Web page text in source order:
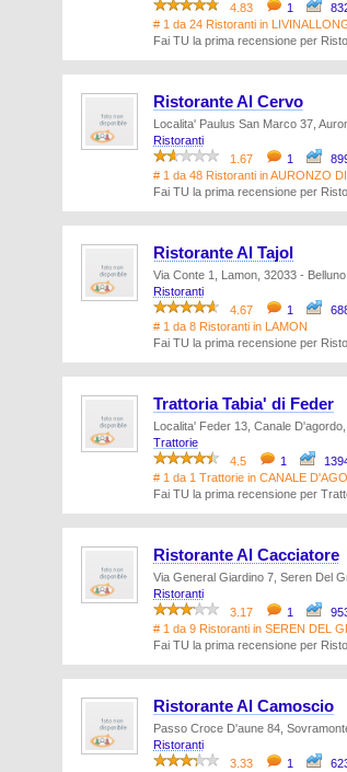
4.83
1
# 1 da 24 Ristoranti in
Fai TU la prima recensione per
Ristorante Al Cervo
Localita' Paulus San Marco 37,
Ristoranti
1.67
1
# 1 da 48 Ristoranti in AURONZO
Fai TU la prima recensione per
Ristorante Al Tajol
Via Conte 1, Lamon, 32033 - Belluno
Ristoranti
4.67
1
# 1 da 8 Ristoranti in LAMON
Fai TU la prima recensione per
Trattoria Tabia' di Feder
Localita' Feder 13, Canale
Trattorie
4.5
1
# 1 da 1 Trattorie in CANALE
Fai TU la prima recensione per
Ristorante Al Cacciatore
Via General Giardino 7, Seren Del
Ristoranti
3.17
1
# 1 da 9 Ristoranti in SEREN DEL
Fai TU la prima recensione per
Ristorante Al Camoscio
Passo Croce D'aune 84,
Ristoranti
3.33
1